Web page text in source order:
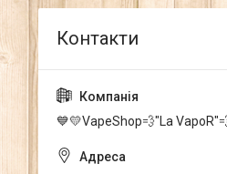
💙💛VapeShop💨"La